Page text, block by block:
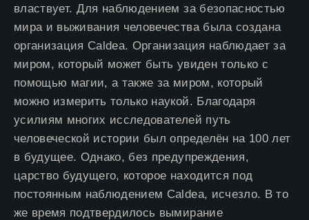
властвует. Для наблюдением за безопасностью
мира и выживания человечества была создана
организация Caldea. Организация наблюдает за
миром, который может быть увиден только с
помощью магии, а также за миром, который
можно измерить только наукой. Благодаря
усилиям многих исследователей путь
человеческой истории был определён на 100 лет
в будущее. Однако, без предупреждения,
царство будущего, которое находится под
постоянным наблюдением Caldea, исчезло. В то
же время подтвердилось вымирание